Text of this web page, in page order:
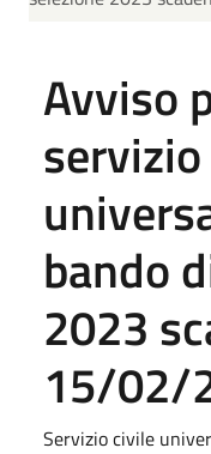
Avviso
bando
2023
15/02/
Servizio civile